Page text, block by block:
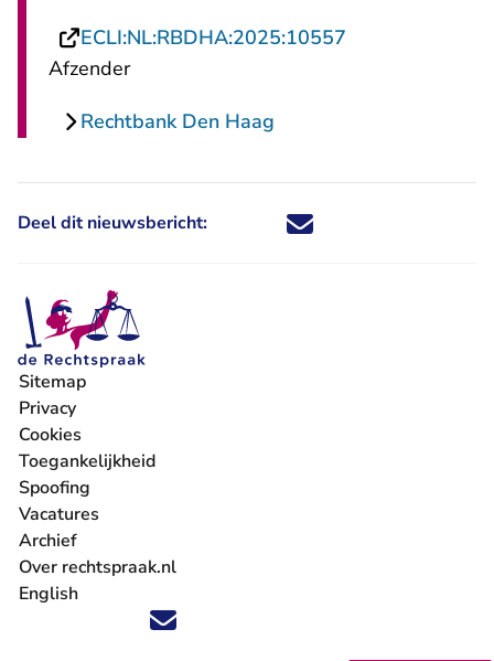
ECLI:NL:RBDHA:2025:10557
Afzender
Rechtbank Den Haag
Deel dit nieuwsbericht: Deel dit nieuwsbericht via X -
Deel dit nieuwsbericht via
Deel dit nieuwsbericht
Deel dit
Volg ons op X (Twitter) - U verlaat Rechtspraak.nl
Volg ons op Facebook - U verlaat Rechtspraak.nl
Volg ons op Instagram - U verlaat Rechtspraak.nl
Volg ons op Youtube - U verlaat Rechtspraak.nl
Volg ons op LinkedIn - U verlaat
'Blijf op de hoogte' nieuwsbrief - U verlaat
Sitemap
Privacy
Cookies
Toegankelijkheid
Spoofing
Vacatures
- U verlaat Rechtspraak.nl
Archief
Over rechtspraak.nl
English